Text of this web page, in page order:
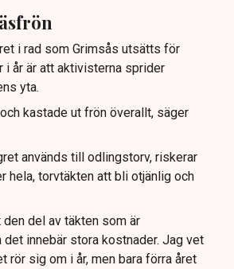
i rad som Grimsås utsätts för
i år är att aktivisterna sprider
yta.
kastade ut frön överallt, säger
används till odlingstorv, riskerar
hela, torvtäkten att bli otjänlig och
del av täkten som är
det innebär stora kostnader. Jag vet
rör sig om i år, men bara förra året